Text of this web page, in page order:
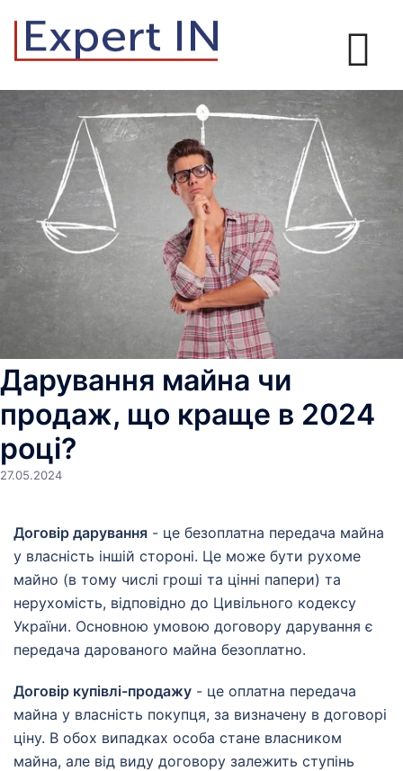
Перейти
вмісту
Дарування майна чи
продаж, що краще в 2024
році?
27.05.2024
Договір дарування - це безоплатна передача майна
у власність іншій стороні. Це може бути рухоме
майно (в тому числі гроші та цінні папери) та
нерухомість, відповідно до Цивільного кодексу
України. Основною умовою договору дарування є
передача дарованого майна безоплатно.
Договір купівлі-продажу - це оплатна передача
майна у власність покупця, за визначену в договорі
ціну. В обох випадках особа стане власником
майна, але від виду договору залежить ступінь